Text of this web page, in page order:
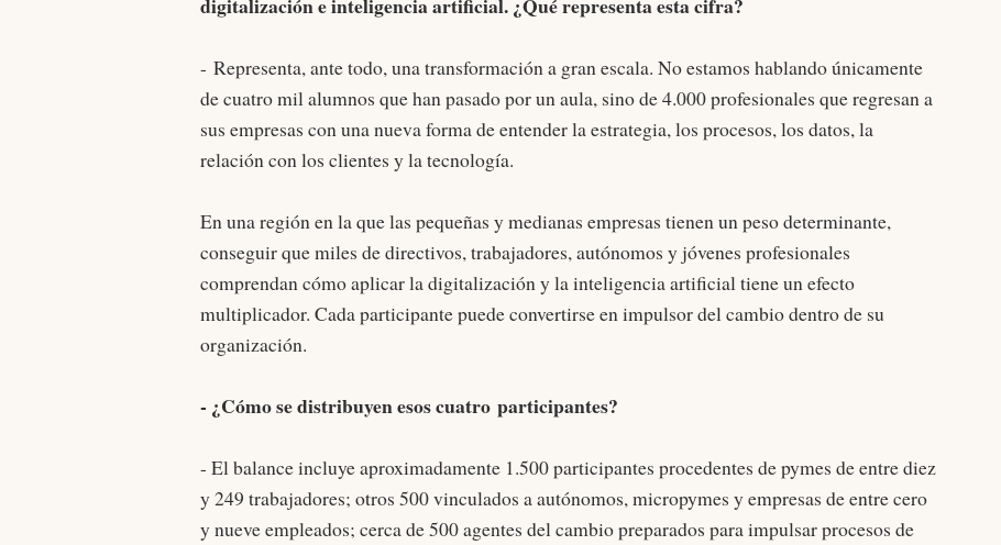
digitalización e inteligencia artificial. ¿Qué representa esta cifra?
- Representa, ante todo, una transformación a gran escala. No estamos hablando únicamente
de cuatro mil alumnos que han pasado por un aula, sino de 4.000 profesionales que regresan a
sus empresas con una nueva forma de entender la estrategia, los procesos, los datos, la
relación con los clientes y la tecnología.
En una región en la que las pequeñas y medianas empresas tienen un peso determinante,
conseguir que miles de directivos, trabajadores, autónomos y jóvenes profesionales
comprendan cómo aplicar la digitalización y la inteligencia artificial tiene un efecto
multiplicador. Cada participante puede convertirse en impulsor del cambio dentro de su
organización.
- ¿Cómo se distribuyen esos cuatro participantes?
- El balance incluye aproximadamente 1.500 participantes procedentes de pymes de entre diez
y 249 trabajadores; otros 500 vinculados a autónomos, micropymes y empresas de entre cero
y nueve empleados; cerca de 500 agentes del cambio preparados para impulsar procesos de